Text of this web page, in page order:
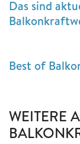
Das sind
Best of
WEITERE